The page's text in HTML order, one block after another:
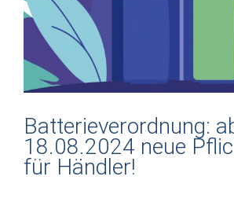
Batterieverordnung:
18.08.2024 neue
für Händler!